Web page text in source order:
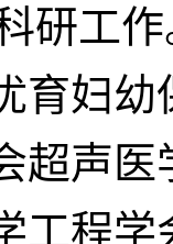
研工
育妇
超声
工程